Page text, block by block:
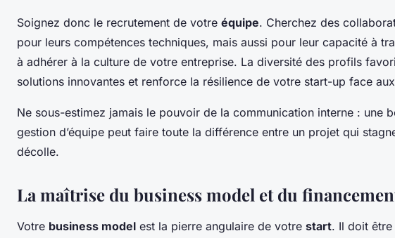
Soignez donc le recrutement de votre équipe. Cherchez des
pour leurs compétences techniques, mais aussi pour leur capacité à
à adhérer à la culture de votre entreprise. La diversité des profils
solutions innovantes et renforce la résilience de votre start-up face
Ne sous-estimez jamais le pouvoir de la communication interne : une
gestion d’équipe peut faire toute la différence entre un projet qui
décolle.
La maîtrise du business model et du
Votre business model est la pierre angulaire de votre start. Il doit